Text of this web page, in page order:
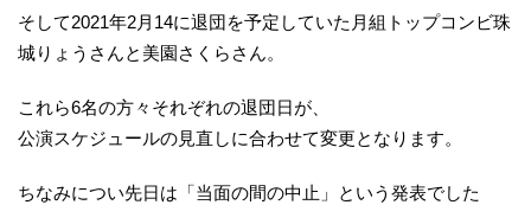
そして2021年2月14に退団を予定していた月組トップコンビ珠
城りょうさんと美園さくらさん。
これら6名の方々それぞれの退団日が、
公演スケジュールの見直しに合わせて変更となります。
ちなみについ先日は「当面の間の中止」という発表でした